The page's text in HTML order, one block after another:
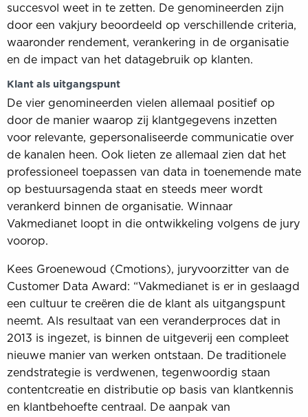
succesvol weet in te zetten. De genomineerden zijn
door een vakjury beoordeeld op verschillende criteria,
waaronder rendement, verankering in de organisatie
en de impact van het datagebruik op klanten.
Klant als uitgangspunt
De vier genomineerden vielen allemaal positief op
door de manier waarop zij klantgegevens inzetten
voor relevante, gepersonaliseerde communicatie over
de kanalen heen. Ook lieten ze allemaal zien dat het
professioneel toepassen van data in toenemende mate
op bestuursagenda staat en steeds meer wordt
verankerd binnen de organisatie. Winnaar
Vakmedianet loopt in die ontwikkeling volgens de jury
voorop.
Kees Groenewoud (Cmotions), juryvoorzitter van de
Customer Data Award: “Vakmedianet is er in geslaagd
een cultuur te creëren die de klant als uitgangspunt
neemt. Als resultaat van een veranderproces dat in
2013 is ingezet, is binnen de uitgeverij een compleet
nieuwe manier van werken ontstaan. De traditionele
zendstrategie is verdwenen, tegenwoordig staan
contentcreatie en distributie op basis van klantkennis
en klantbehoefte centraal. De aanpak van